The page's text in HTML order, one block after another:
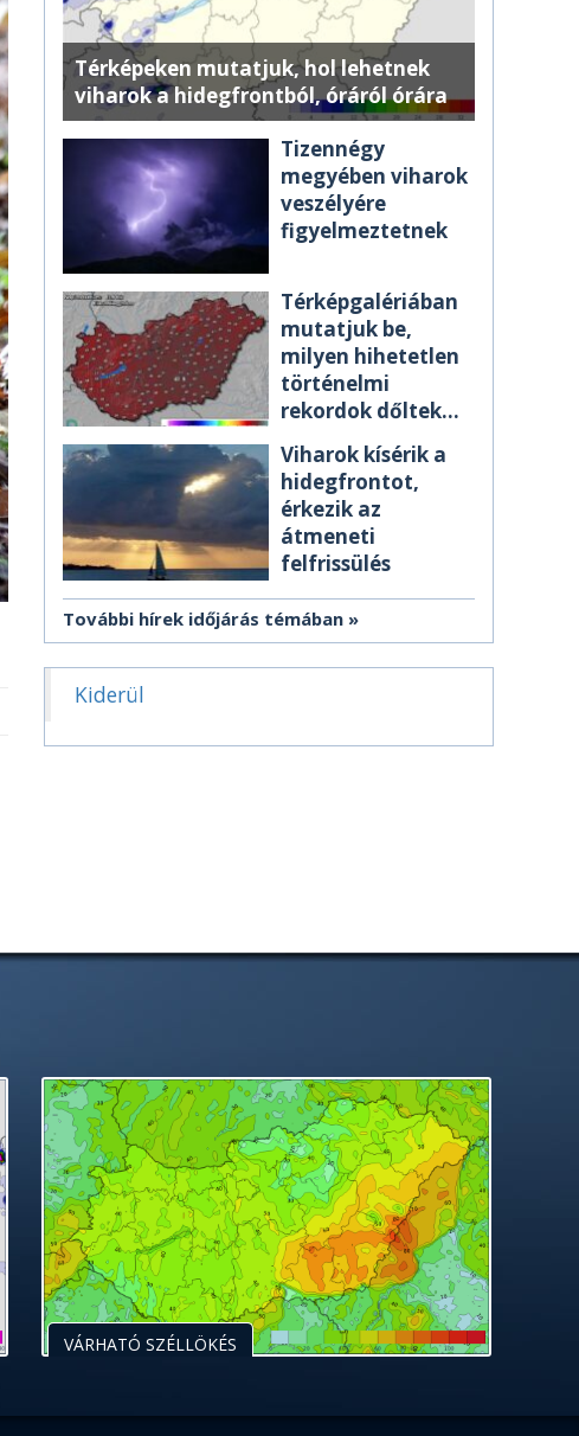
Térképeken mutatjuk, hol lehetnek
viharok a hidegfrontból, óráról órára
Tizennégy
megyében viharok
veszélyére
figyelmeztetnek
Térképgalériában
mutatjuk be,
milyen hihetetlen
történelmi
rekordok dőltek
Viharok kísérik a
hidegfrontot,
érkezik az
átmeneti
felfrissülés
További hírek időjárás témában
Kiderül
VÁRHATÓ SZÉLLÖKÉS